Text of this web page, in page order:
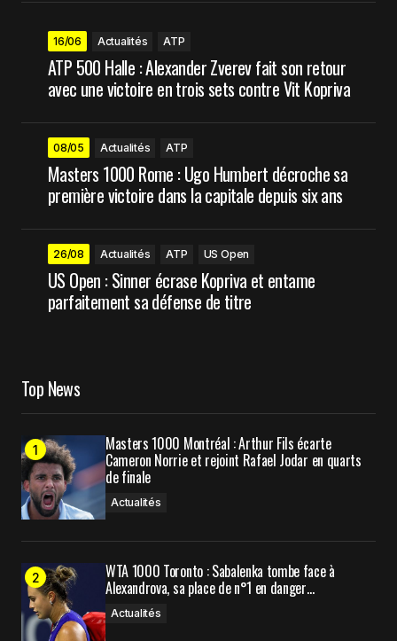
16/06 Actualités ATP
ATP 500 Halle : Alexander Zverev fait son retour
avec une victoire en trois sets contre Vit Kopriva
08/05 Actualités ATP
Masters 1000 Rome : Ugo Humbert décroche sa
première victoire dans la capitale depuis six ans
26/08 Actualités ATP US Open
US Open : Sinner écrase Kopriva et entame
parfaitement sa défense de titre
Top News
Masters 1000 Montréal : Arthur Fils écarte
Cameron Norrie et rejoint Rafael Jodar en quarts
de finale
Actualités
WTA 1000 Toronto : Sabalenka tombe face à
Alexandrova, sa place de n°1 en danger…
Actualités